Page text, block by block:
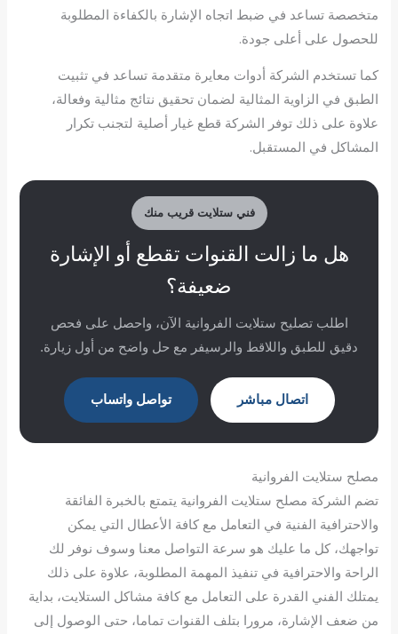
متخصصة تساعد في ضبط اتجاه الإشارة بالكفاءة المطلوبة
للحصول على أعلى جودة.
كما تستخدم الشركة أدوات معايرة متقدمة تساعد في تثبيت
الطبق في الزاوية المثالية لضمان تحقيق نتائج مثالية وفعالة،
علاوة على ذلك توفر الشركة قطع غيار أصلية لتجنب تكرار
المشاكل في المستقبل.
فني ستلايت قريب منك
هل ما زالت القنوات تقطع أو الإشارة
ضعيفة؟
اطلب تصليح ستلايت الفروانية الآن، واحصل على فحص
دقيق للطبق واللاقط والرسيفر مع حل واضح من أول زيارة.
اتصال مباشر تواصل واتساب
مصلح ستلايت الفروانية
تضم الشركة مصلح ستلايت الفروانية يتمتع بالخبرة الفائقة
والاحترافية الفنية في التعامل مع كافة الأعطال التي يمكن
تواجهك، كل ما عليك هو سرعة التواصل معنا وسوف نوفر لك
الراحة والاحترافية في تنفيذ المهمة المطلوبة، علاوة على ذلك
يمتلك الفني القدرة على التعامل مع كافة مشاكل الستلايت، بداية
من ضعف الإشارة، مرورا بتلف القنوات تماما، حتى الوصول إلى